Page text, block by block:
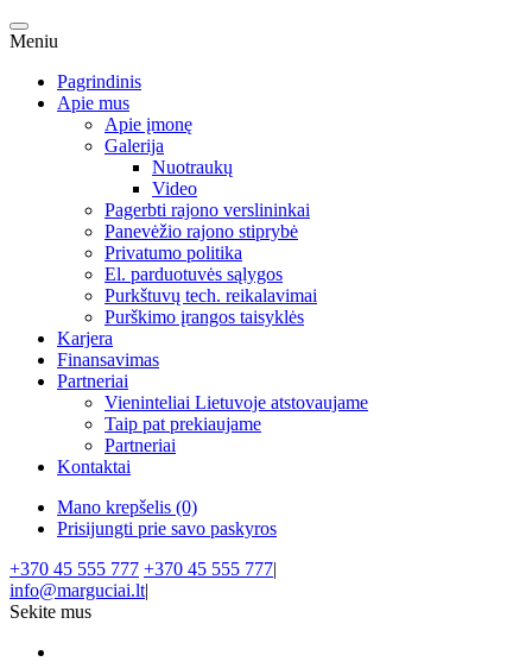
Meniu
Pagrindinis
Apie mus
Apie įmonę
Galerija
Nuotraukų
Video
Pagerbti rajono verslininkai
Panevėžio rajono stiprybė
Privatumo politika
El. parduotuvės sąlygos
Purkštuvų tech. reikalavimai
Purškimo įrangos taisyklės
Karjera
Finansavimas
Partneriai
Vieninteliai Lietuvoje atstovaujame
Taip pat prekiaujame
Partneriai
Kontaktai
Mano krepšelis (0)
Prisijungti prie savo paskyros
+370 45 555 777 +370 45 555 777|
info@marguciai.lt|
Sekite mus